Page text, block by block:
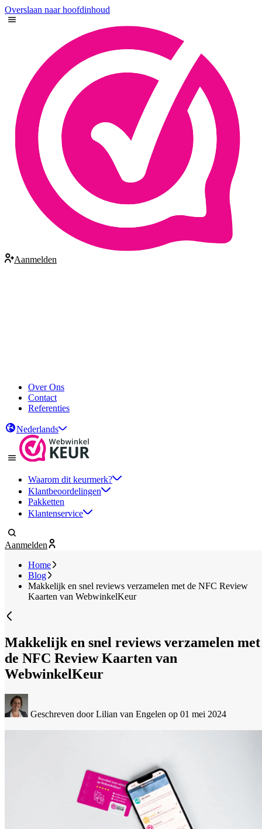
Overslaan naar hoofdinhoud
Aanmelden
Over Ons
Contact
Referenties
Nederlands
Waarom dit keurmerk?
Klantbeoordelingen
Pakketten
Klantenservice
Aanmelden
Home
Blog
Makkelijk en snel reviews verzamelen met de NFC Review
Kaarten van WebwinkelKeur
Makkelijk en snel reviews verzamelen met
de NFC Review Kaarten van
WebwinkelKeur
Geschreven door Lilian van Engelen op 01 mei 2024